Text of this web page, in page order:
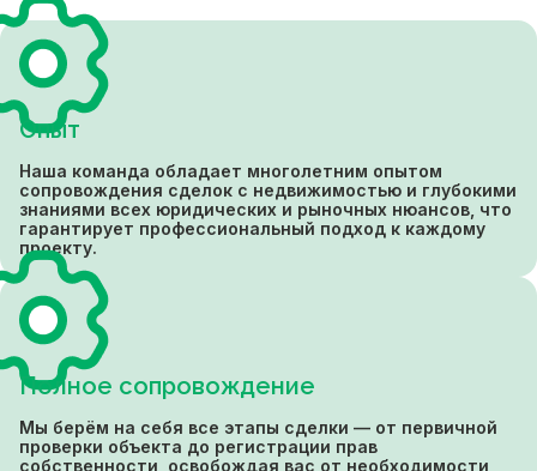
Опыт
Наша команда обладает многолетним опытом
сопровождения сделок с недвижимостью и глубокими
знаниями всех юридических и рыночных нюансов, что
гарантирует профессиональный подход к каждому
проекту.
Полное сопровождение
Мы берём на себя все этапы сделки — от первичной
проверки объекта до регистрации прав
собственности, освобождая вас от необходимости